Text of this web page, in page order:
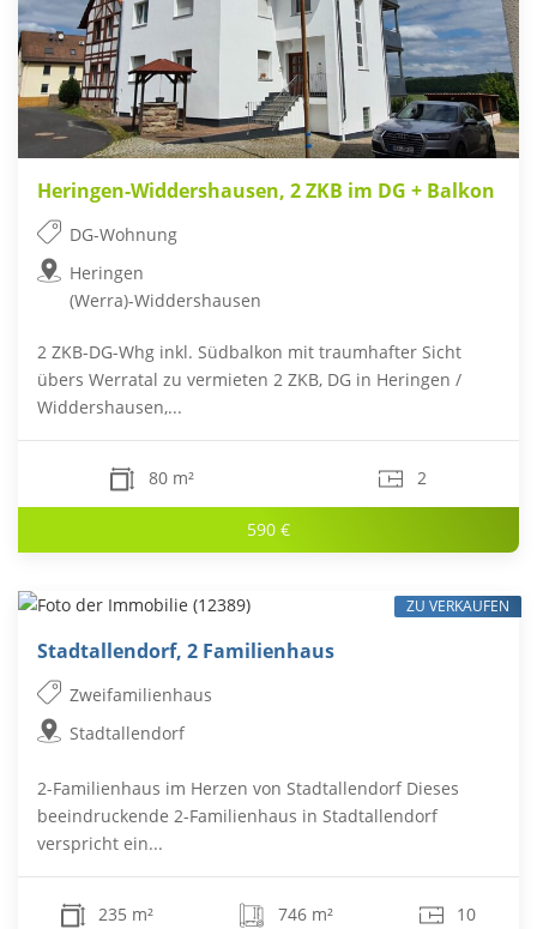
Heringen-Widdershausen, 2 ZKB im DG + Balkon
DG-Wohnung
Heringen
(Werra)-Widdershausen
2 ZKB-DG-Whg inkl. Südbalkon mit traumhafter Sicht
übers Werratal zu vermieten 2 ZKB, DG in Heringen /
Widdershausen,...
80 m² 2
590 €
Stadtallendorf, 2 Familienhaus
Zweifamilienhaus
Stadtallendorf
2-Familienhaus im Herzen von Stadtallendorf Dieses
beeindruckende 2-Familienhaus in Stadtallendorf
verspricht ein...
235 m² 746 m² 10
ZU VERKAUFEN